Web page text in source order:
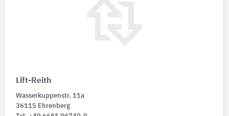
Lift-Reith
Wasserkuppenstr. 11a
36115 Ehrenberg